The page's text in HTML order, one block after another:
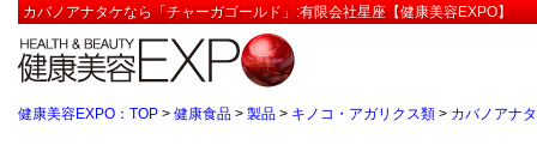
カバノアナタケなら「チャーガゴールド」:有限会社星座【健康美容EXPO】
健康美容EXPO：TOP > 健康食品 > 製品 > キノコ・アガリクス類 > カバノアナ